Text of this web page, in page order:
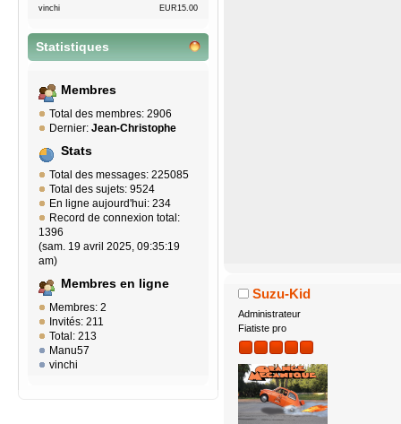
vinchi
EUR15.00
Statistiques
Membres
Total des membres: 2906
Dernier: Jean-Christophe
Stats
Total des messages: 225085
Total des sujets: 9524
En ligne aujourd'hui: 234
Record de connexion total:
1396
(sam. 19 avril 2025, 09:35:19
am)
Membres en ligne
Membres: 2
Invités: 211
Total: 213
Manu57
vinchi
Suzu-Kid
Administrateur
Fiatiste pro